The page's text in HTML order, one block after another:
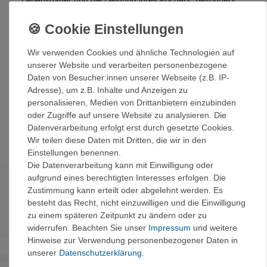
Lieferumfang: Flammenverteiler, Düsenreiniger, Düsen-
Pumpenlager, Brennstofffilter, Regelventilkugel,
Regelventilfeder, Verschlusskappe für das Regelventil,
Brennstoffschlauchmuffe, XGK GK-Düse, XGK X-Düse,
Reinigungsnadel mit Hülle, Luftschlauch, Tauchrohr, 2 O-
Ringe für den Brennstoffschlauch, 2 O-Ringe für die
Brennstoffflasche, 2 O-Ringe für das Regelventil.
Technische Daten
Gewicht: 113 g
Wir verwenden Cookies und ähnliche Technologien auf
unserer Website und verarbeiten personenbezogene
Daten von Besucher:innen unserer Webseite (z.B. IP-
Adresse), um z.B. Inhalte und Anzeigen zu
personalisieren, Medien von Drittanbietern einzubinden
oder Zugriffe auf unsere Website zu analysieren. Die
Datenverarbeitung erfolgt erst durch gesetzte Cookies.
Wir teilen diese Daten mit Dritten, die wir in den
Einstellungen benennen.
Die Datenverarbeitung kann mit Einwilligung oder
aufgrund eines berechtigten Interesses erfolgen. Die
Zustimmung kann erteilt oder abgelehnt werden. Es
besteht das Recht, nicht einzuwilligen und die Einwilligung
zu einem späteren Zeitpunkt zu ändern oder zu
widerrufen. Beachten Sie unser Impressum und weitere
Hinweise zur Verwendung personenbezogener Daten in
unserer Daten­schutz­erklärung